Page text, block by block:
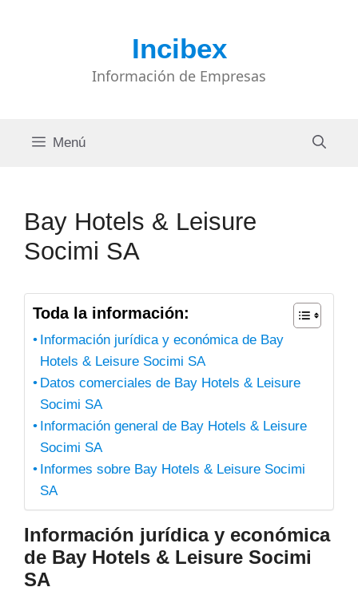
Incibex
Información de Empresas
Menú
Bay Hotels & Leisure
Socimi SA
Toda la información:
Información jurídica y económica de Bay
Hotels & Leisure Socimi SA
Datos comerciales de Bay Hotels & Leisure
Socimi SA
Información general de Bay Hotels & Leisure
Socimi SA
Informes sobre Bay Hotels & Leisure Socimi
SA
Información jurídica y económica
de Bay Hotels & Leisure Socimi
SA